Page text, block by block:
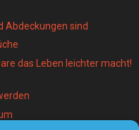
Abdeckungen sind
das Leben leichter macht!